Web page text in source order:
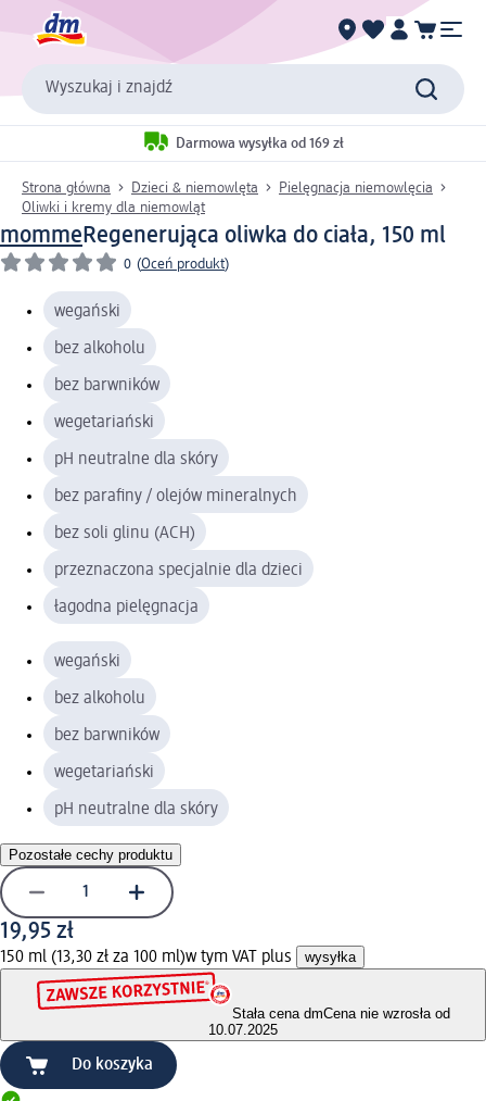
Wyszukaj i znajdź
Darmowa wysyłka od 169 zł
Strona główna Dzieci & niemowlęta
Pielęgnacja niemowlęcia
Oliwki i kremy dla niemowląt
mommeRegenerująca oliwka do ciała, 150 ml
0 (Oceń produkt)
wegański
bez alkoholu
bez barwników
wegetariański
pH neutralne dla skóry
bez parafiny / olejów mineralnych
bez soli glinu (ACH)
przeznaczona specjalnie dla dzieci
łagodna pielęgnacja
wegański
bez alkoholu
bez barwników
wegetariański
pH neutralne dla skóry
Pozostałe cechy produktu
19,95 zł
150 ml (13,30 zł za 100 ml)w tym VAT plus wysyłka
Stała cena dmCena nie wzrosła od
10.07.2025
Do koszyka